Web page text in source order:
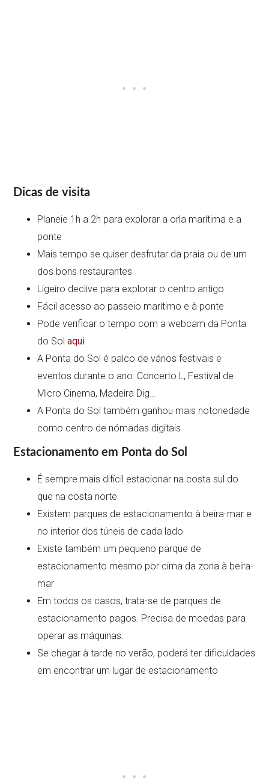
Dicas de visita
Planeie 1h a 2h para explorar a orla marítima e a
ponte
Mais tempo se quiser desfrutar da praia ou de um
dos bons restaurantes
Ligeiro declive para explorar o centro antigo
Fácil acesso ao passeio marítimo e à ponte
Pode verificar o tempo com a webcam da Ponta
do Solaqui
A Ponta do Sol é palco de vários festivais e
eventos durante o ano: Concerto L, Festival de
Micro Cinema, Madeira Dig…
A Ponta do Sol também ganhou mais notoriedade
como centro de nómadas digitais
Estacionamento em Ponta do Sol
É sempre mais difícil estacionar na costa sul do
que na costa norte
Existem parques de estacionamento à beira-mar e
no interior dos túneis de cada lado
Existe também um pequeno parque de
estacionamento mesmo por cima da zona à beira-
mar
Em todos os casos, trata-se de parques de
estacionamento pagos. Precisa de moedas para
operar as máquinas.
Se chegar à tarde no verão, poderá ter dificuldades
em encontrar um lugar de estacionamento